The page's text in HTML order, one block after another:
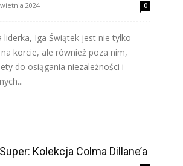
2024 0
liderka, Iga Świątek jest nie tylko
korcie, ale również poza nim,
do osiągania niezależności i
Kolekcja Colma Dillane’a